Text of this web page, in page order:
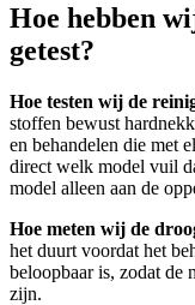
Hoe hebben
getest?
Hoe testen wij de
stoffen bewust
en behandelen die met
direct welk model vuil
model alleen aan de
Hoe meten wij de
het duurt voordat het
beloopbaar is, zodat de
zijn.